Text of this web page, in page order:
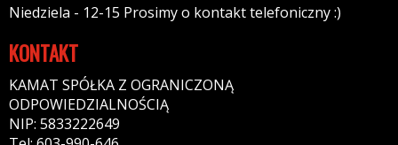
Niedziela - 12-15 Prosimy o kontakt telefoniczny :)
KONTAKT
KAMAT SPÓŁKA Z OGRANICZONĄ
ODPOWIEDZIALNOŚCIĄ
NIP: 5833222649